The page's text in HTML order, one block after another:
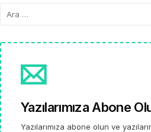
Yazılarımıza Abone
Yazılarımıza abone olun ve